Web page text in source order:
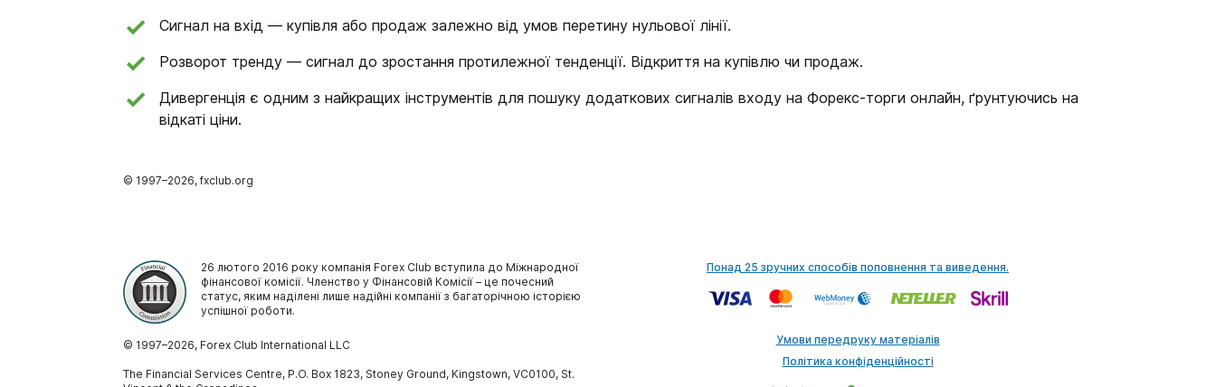
Сигнал на вхід — купівля або продаж залежно від умов перетину нульової лінії.
Розворот тренду — сигнал до зростання протилежної тенденції. Відкриття на купівлю чи продаж.
Дивергенція є одним з найкращих інструментів для пошуку додаткових сигналів входу на Форекс-торги онлайн, ґрунтуючись на
відкаті ціни.
© 1997–2026, fxclub.org
26 лютого 2016 року компанія Forex Club вступила до Міжнародної
фінансової комісії. Членство у Фінансовій Комісії – це почесний
статус, яким наділені лише надійні компанії з багаторічною історією
успішної роботи.
© 1997–2026, Forex Club International LLC
The Financial Services Centre, P.O. Box 1823, Stoney Ground, Kingstown, VC0100, St.
Понад 25 зручних способів поповнення та виведення.
Умови передруку матеріалів
Політика конфіденційності